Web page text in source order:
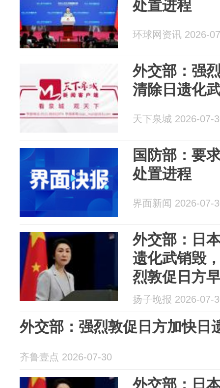
处置进程
环球网资讯 2026-
外交部：强
清除日遗化
天下泉城 2026-07-
国防部：要
处置进程
界面新闻 2026-07-
外交部：日
遗化武销毁
烈敦促日方
武毒害，还
扬子晚报 2026-07-
外交部：强烈敦促日方加快日
齐鲁壹点 2026-07-30
外交部：日